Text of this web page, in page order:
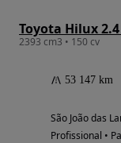
Toyota Hilux 2.4
2393 cm3 • 150 cv
53 147 km
São João das
Profissional •